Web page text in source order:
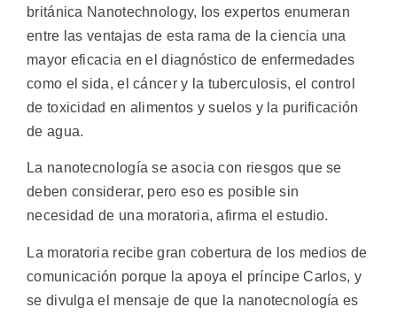
británica Nanotechnology, los expertos enumeran
entre las ventajas de esta rama de la ciencia una
mayor eficacia en el diagnóstico de enfermedades
como el sida, el cáncer y la tuberculosis, el control
de toxicidad en alimentos y suelos y la purificación
de agua.
La nanotecnología se asocia con riesgos que se
deben considerar, pero eso es posible sin
necesidad de una moratoria, afirma el estudio.
La moratoria recibe gran cobertura de los medios de
comunicación porque la apoya el príncipe Carlos, y
se divulga el mensaje de que la nanotecnología es